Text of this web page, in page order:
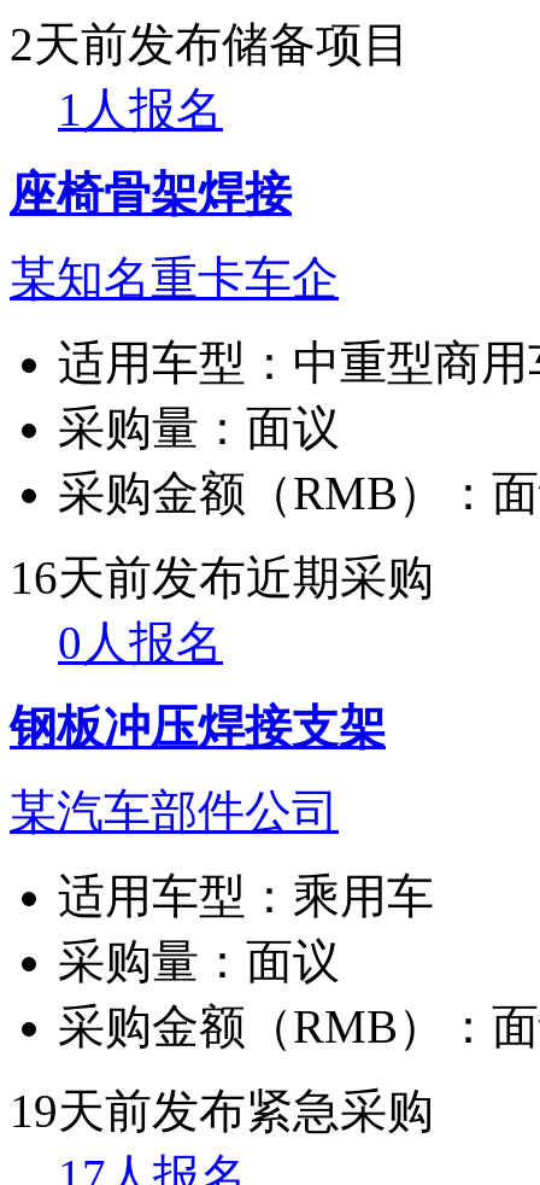
2天前发布储备项目
1人报名
座椅骨架焊接
某知名重卡车企
适用车型： 中重型商
采购量： 面议
采购金额（RMB）：
16天前发布近期采购
0人报名
钢板冲压焊接支架
某汽车部件公司
适用车型： 乘用车
采购量： 面议
采购金额（RMB）：
19天前发布紧急采购